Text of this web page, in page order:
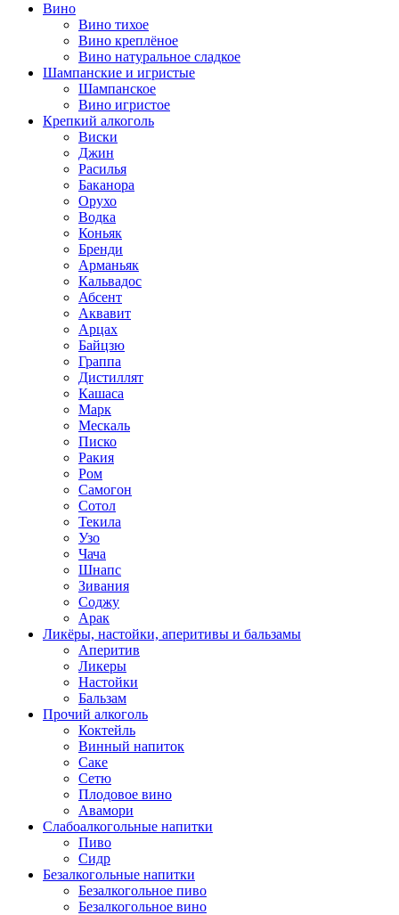
Вино
Вино тихое
Вино креплёное
Вино натуральное сладкое
Шампанские и игристые
Шампанское
Вино игристое
Крепкий алкоголь
Виски
Джин
Расилья
Баканора
Орухо
Водка
Коньяк
Бренди
Арманьяк
Кальвадос
Абсент
Аквавит
Арцах
Байцзю
Граппа
Дистиллят
Кашаса
Марк
Мескаль
Писко
Ракия
Ром
Самогон
Сотол
Текила
Узо
Чача
Шнапс
Зивания
Соджу
Арак
Ликёры, настойки, аперитивы и бальзамы
Аперитив
Ликеры
Настойки
Бальзам
Прочий алкоголь
Коктейль
Винный напиток
Саке
Сетю
Плодовое вино
Авамори
Слабоалкогольные напитки
Пиво
Сидр
Безалкогольные напитки
Безалкогольное пиво
Безалкогольное вино